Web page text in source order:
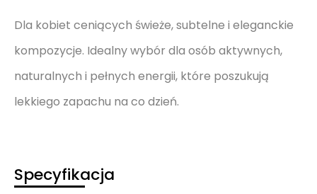
Dla kobiet ceniących świeże, subtelne i eleganckie
kompozycje. Idealny wybór dla osób aktywnych,
naturalnych i pełnych energii, które poszukują
lekkiego zapachu na co dzień.
Specyfikacja